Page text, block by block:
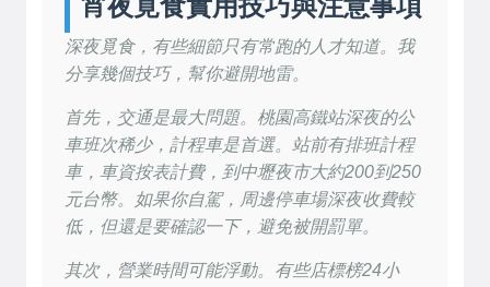
深夜覓食，有些細節只有常跑的人才知道。我
分享幾個技巧，幫你避開地雷。
首先，交通是最大問題。桃園高鐵站深夜的公
車班次稀少，計程車是首選。站前有排班計程
車，車資按表計費，到中壢夜市大約200到250
元台幣。如果你自駕，周邊停車場深夜收費較
低，但還是要確認一下，避免被開罰單。
其次，營業時間可能浮動。有些店標榜24小